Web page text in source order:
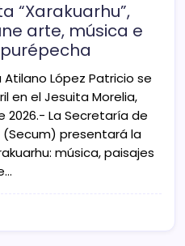
“Xarakuarhu”,
arte, música e
López Patricio se
en el Jesuita Morelia,
2026.- La Secretaría de
presentará la
música, paisajes